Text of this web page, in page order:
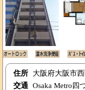
住所
大阪府大阪市
交通 Osaka Metro四